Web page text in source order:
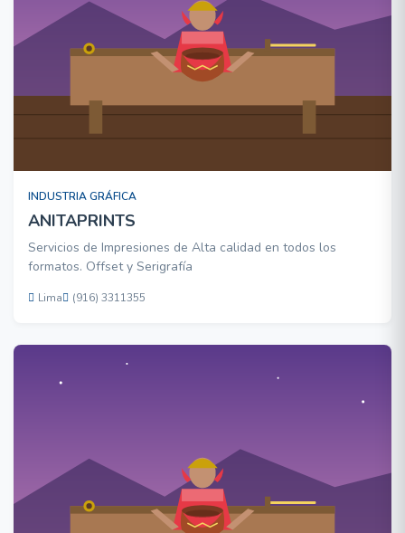
INDUSTRIA GRÁFICA
ANITAPRINTS
Servicios de Impresiones de Alta calidad en todos los
formatos. Offset y Serigrafía
Lima (916) 3311355